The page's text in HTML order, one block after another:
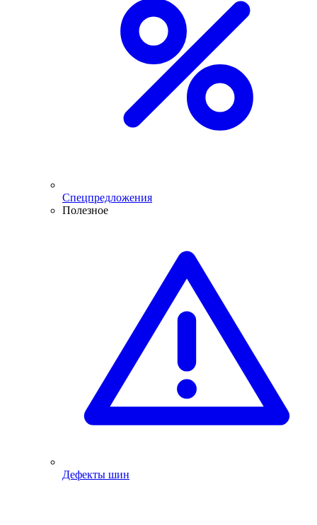
Спецпредложения
Полезное
Дефекты шин